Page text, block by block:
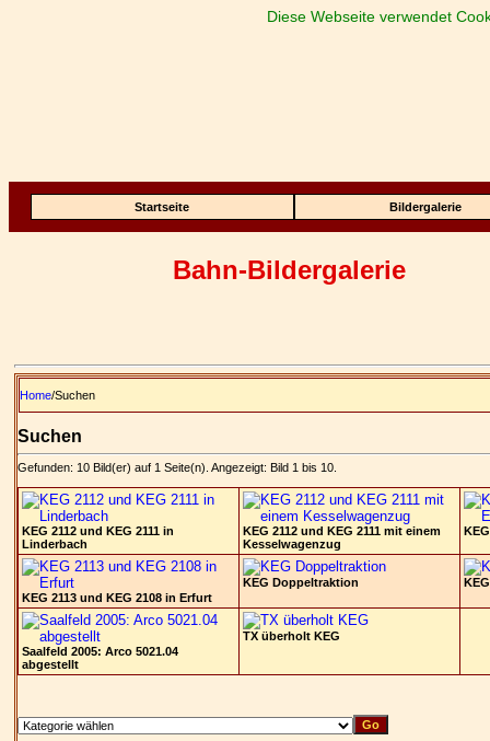
Startseite Bildergalerie
Bahn-Bildergalerie
Home/Suchen
Suchen
Gefunden: 10 Bild(er) auf 1 Seite(n). Angezeigt: Bild 1 bis 10.
KEG 2112 und KEG 2111 in
Linderbach
KEG 2112 und KEG 2111 mit einem
Kesselwagenzug
KEG 2113 und KEG 2108 in Erfurt
KEG Doppeltraktion
Saalfeld 2005: Arco 5021.04
abgestellt
TX überholt KEG
Diese Webseite verwendet